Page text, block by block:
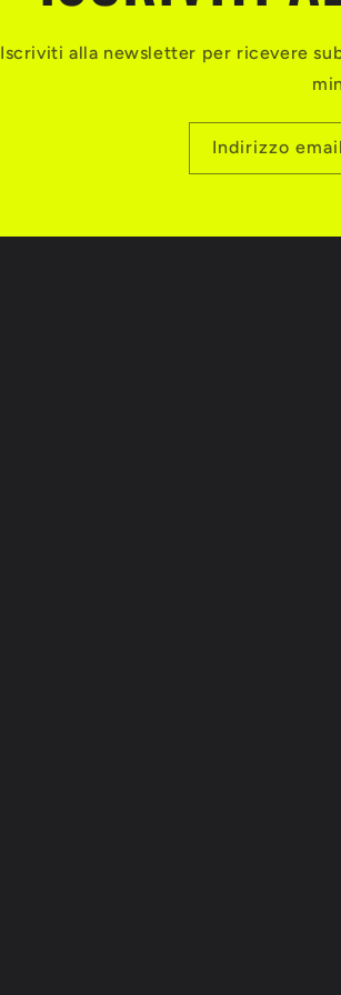
Iscriviti alla newsletter per ricevere
Indirizzo email